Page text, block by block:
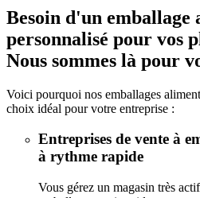
Besoin d'un emballage
personnalisé pour vos
Nous sommes là pour
Voici pourquoi nos emballages
choix idéal pour votre entreprise :
Entreprises de vente à
à rythme rapide
Vous gérez un magasin très